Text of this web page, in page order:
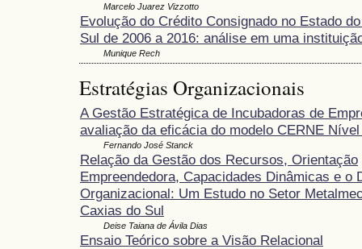
Marcelo Juarez Vizzotto
Evolução do Crédito Consignado no Estado
Sul de 2006 a 2016: análise em uma
Munique Rech
Estratégias Organizacionais
A Gestão Estratégica de Incubadoras de
avaliação da eficácia do modelo CERNE
Fernando José Stanck
Relação da Gestão dos Recursos, Orientação
Empreendedora, Capacidades Dinâmicas e o
Organizacional: Um Estudo no Setor
Caxias do Sul
Deise Taiana de Ávila Dias
Ensaio Teórico sobre a Visão Relacional